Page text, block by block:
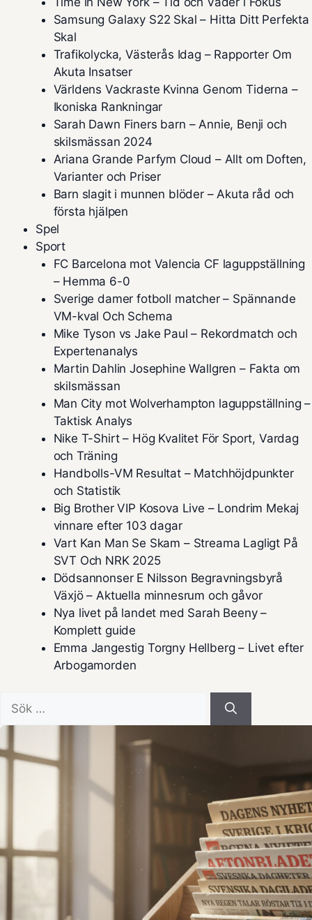
Samsung Galaxy S22 Skal – Hitta Ditt Perfekta
Skal
Trafikolycka, Västerås Idag – Rapporter Om
Akuta Insatser
Världens Vackraste Kvinna Genom Tiderna –
Ikoniska Rankningar
Sarah Dawn Finers barn – Annie, Benji och
skilsmässan 2024
Ariana Grande Parfym Cloud – Allt om Doften,
Varianter och Priser
Barn slagit i munnen blöder – Akuta råd och
första hjälpen
Spel
Sport
FC Barcelona mot Valencia CF laguppställning
– Hemma 6-0
Sverige damer fotboll matcher – Spännande
VM-kval Och Schema
Mike Tyson vs Jake Paul – Rekordmatch och
Expertenanalys
Martin Dahlin Josephine Wallgren – Fakta om
skilsmässan
Man City mot Wolverhampton laguppställning –
Taktisk Analys
Nike T-Shirt – Hög Kvalitet För Sport, Vardag
och Träning
Handbolls-VM Resultat – Matchhöjdpunkter
och Statistik
Big Brother VIP Kosova Live – Londrim Mekaj
vinnare efter 103 dagar
Vart Kan Man Se Skam – Streama Lagligt På
SVT Och NRK 2025
Dödsannonser E Nilsson Begravningsbyrå
Växjö – Aktuella minnesrum och gåvor
Nya livet på landet med Sarah Beeny –
Komplett guide
Emma Jangestig Torgny Hellberg – Livet efter
Arbogamorden
efter: